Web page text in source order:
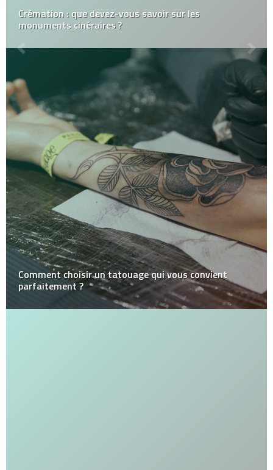
Crémation : que devez-vous savoir sur les
monuments cinéraires ?
Comment choisir un tatouage qui vous convient
parfaitement ?